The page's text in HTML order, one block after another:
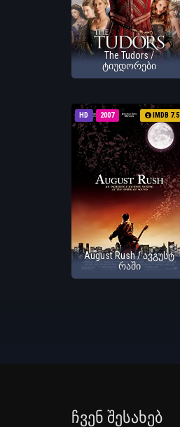
The Tudors /
ტიუდორები
HD 2007 IMDB 7.5
August Rush / ავგუსტ
რაში
Ჩვენ Შესახებ